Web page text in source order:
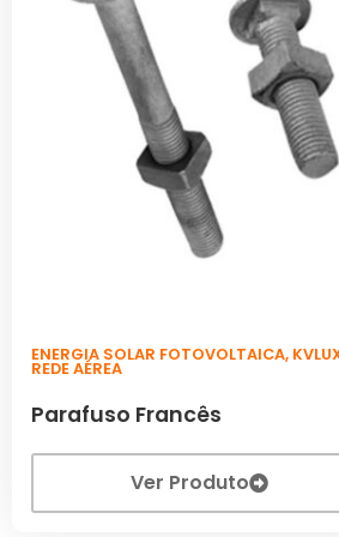
ENERGIA SOLAR FOTOVOLTAICA,
REDE AÉREA
Parafuso Francês
Ver Produto